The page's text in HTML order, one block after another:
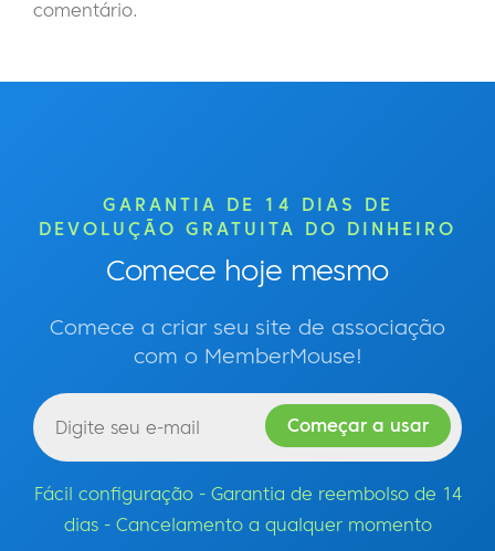
comentário.
GARANTIA DE 14 DIAS DE
DEVOLUÇÃO GRATUITA DO DINHEIRO
Comece hoje mesmo
Comece a criar seu site de associação
com o MemberMouse!
Fácil configuração - Garantia de reembolso de 14
dias - Cancelamento a qualquer momento